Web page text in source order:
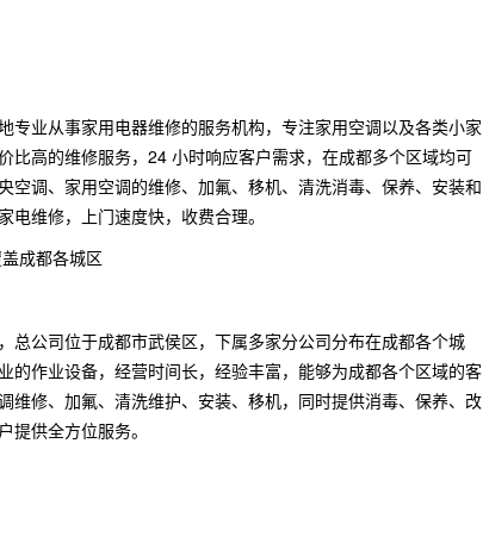
专业从事家用电器维修的服务机构，专注家用空调以及各类小家
比高的维修服务，24 小时响应客户需求，在成都多个区域均可
空调、家用空调的维修、加氟、移机、清洗消毒、保养、安装和
维修，上门速度快，收费合理。
成都各城区
总公司位于成都市武侯区，下属多家分公司分布在成都各个城
的作业设备，经营时间长，经验丰富，能够为成都各个区域的客
维修、加氟、清洗维护、安装、移机，同时提供消毒、保养、改
供全方位服务。